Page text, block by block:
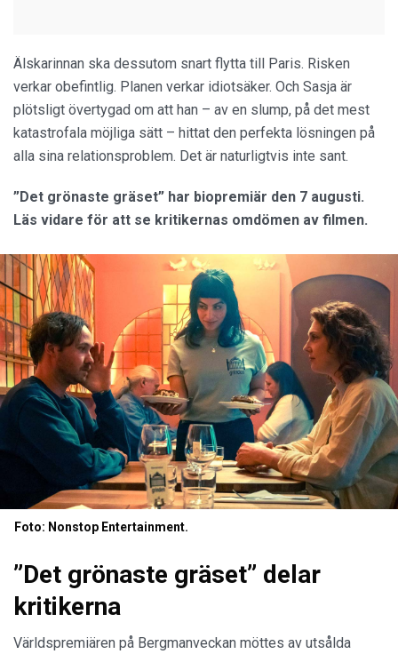
Älskarinnan ska dessutom snart flytta till Paris. Risken
verkar obefintlig. Planen verkar idiotsäker. Och Sasja är
plötsligt övertygad om att han – av en slump, på det mest
katastrofala möjliga sätt – hittat den perfekta lösningen på
alla sina relationsproblem. Det är naturligtvis inte sant.
”Det grönaste gräset” har biopremiär den 7 augusti.
Läs vidare för att se kritikernas omdömen av filmen.
Foto: Nonstop Entertainment.
”Det grönaste gräset” delar
kritikerna
Världspremiären på Bergmanveckan möttes av utsålda